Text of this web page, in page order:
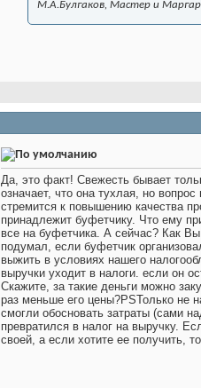
М.А.Булгаков, Мастер и
Да, это факт! Свежесть бывает
означает, что она тухлая, но
стремится к повышению качества
принадлежит буфетчику. Что ему
все на буфетчика. А сейчас? Как Вы
подумал, если буфетчик
выжить в условиях нашего
выручки уходит в налоги. если он
Скажите, за такие деньги можно
раз меньше его цены?PSТолько не
смогли обосновать затраты (сами
превратился в налог на выручку.
своей, а если хотите ее получить,